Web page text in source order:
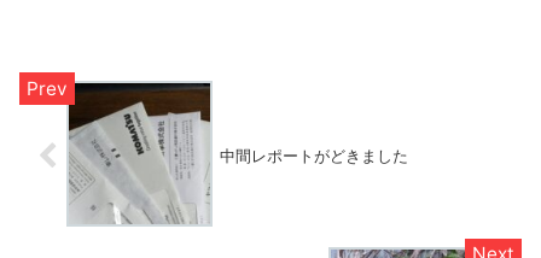
中間レポートがどきました